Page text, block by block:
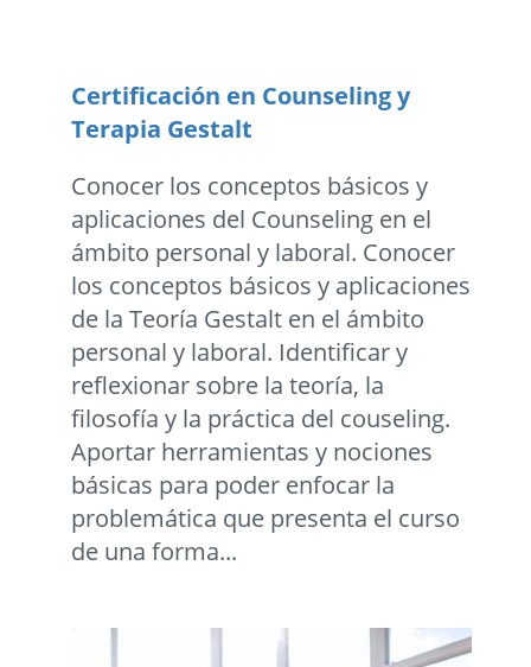
Certificación en Counseling y
Terapia Gestalt
Conocer los conceptos básicos y
aplicaciones del Counseling en el
ámbito personal y laboral. Conocer
los conceptos básicos y aplicaciones
de la Teoría Gestalt en el ámbito
personal y laboral. Identificar y
reflexionar sobre la teoría, la
filosofía y la práctica del couseling.
Aportar herramientas y nociones
básicas para poder enfocar la
problemática que presenta el curso
de una forma...